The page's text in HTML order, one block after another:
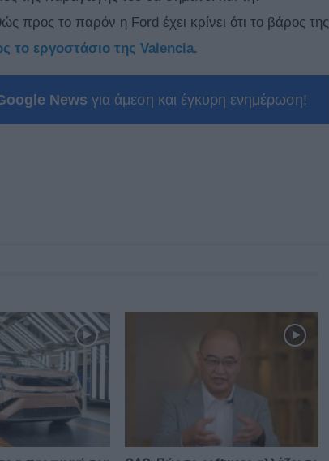
προς το παρόν η Ford έχει κρίνει ότι το βάρος της
το εργοστάσιο της Valencia.
News για άμεση και έγκυρη ενημέρωση!